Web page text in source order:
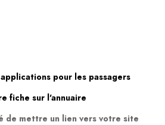
pour les passagers
fiche sur l'annuaire
de mettre un lien vers votre site